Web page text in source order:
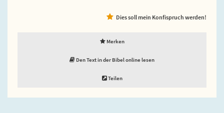
Dies soll mein Konfispruch werden!
Merken
Den Text in der Bibel online lesen
Teilen